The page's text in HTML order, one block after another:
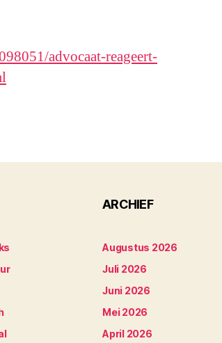
advocaat-reageert-
ARCHIEF
Augustus 2026
Juli 2026
Juni 2026
Mei 2026
April 2026